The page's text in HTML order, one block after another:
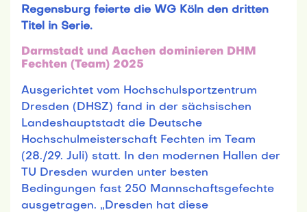
Regensburg feierte die WG Köln den dritten
Titel in Serie.
Darmstadt und Aachen dominieren DHM
Fechten (Team) 2025
Ausgerichtet vom Hochschulsportzentrum
Dresden (DHSZ) fand in der sächsischen
Landeshauptstadt die Deutsche
Hochschulmeisterschaft Fechten im Team
(28./29. Juli) statt. In den modernen Hallen der
TU Dresden wurden unter besten
Bedingungen fast 250 Mannschaftsgefechte
ausgetragen. „Dresden hat diese